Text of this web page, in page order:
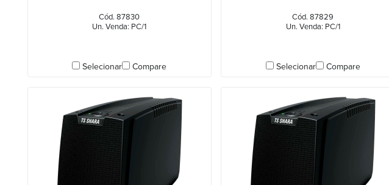
Cód. 87830
Un. Venda: PC/1
Selecionar Compare
Cód. 87829
Un. Venda: PC/1
Selecionar Compare